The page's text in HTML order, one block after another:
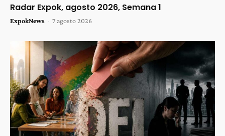
Radar Expok, agosto 2026, Semana 1
ExpokNews - 7 agosto 2026